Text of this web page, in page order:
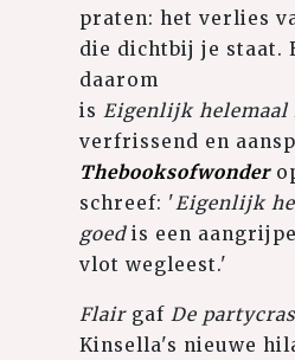
praten: het verlies
die dichtbij je staat.
daarom
is Eigenlijk helemaal
verfrissend en
Thebooksofwonder
schreef: ' Eigenlijk
goedis een
vlot wegleest.'
Flair gaf De
Kinsella's nieuwe